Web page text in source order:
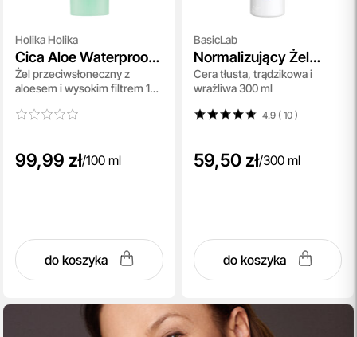
Holika Holika
Cica Aloe Waterproof
Sunscreen SPF 50+
PA++++
Żel przeciwsłoneczny z
aloesem i wysokim filtrem 100
99,99 zł/100 ml
do koszyka
BasicLab
Normalizujący Żel
Oczyszczający
Cera tłusta, trądzikowa i
wrażliwa 300 ml
4.9 ( 10)
59,50 zł/300 ml
do koszyka